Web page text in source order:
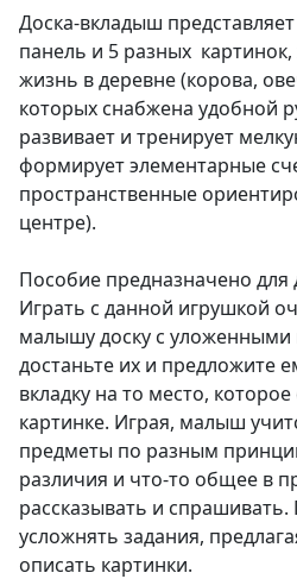
Доска-вкладыш
панель и 5 разных
жизнь в деревне (корова,
которых снабжена удобной
развивает и тренирует
формирует элементарные
пространственные
центре).
Пособие предназначено для
Играть с данной игрушкой
малышу доску с уложенными
достаньте их и предложите
вкладку на то место,
картинке. Играя, малыш
предметы по разным
различия и что-то общее в
рассказывать и
усложнять задания,
описать картинки.